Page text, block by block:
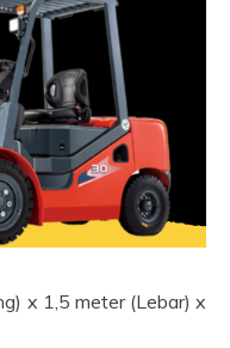
x 1,5 meter (Lebar) x